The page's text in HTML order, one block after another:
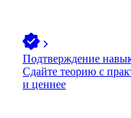
Подтверждение
Сдайте теорию с
и ценнее